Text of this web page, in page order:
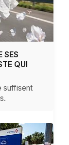
SES
QUI
suffisent